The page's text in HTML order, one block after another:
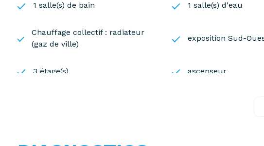
1 salle(s) de bain 1 salle(s) d'eau
Chauffage collectif : radiateur
(gaz de ville)
exposition Sud-
3 étage(s) ascenseur